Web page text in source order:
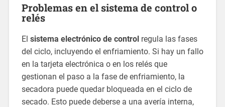
Problemas en el sistema de control o
relés
El sistema electrónico de controlregula las fases
del ciclo, incluyendo el enfriamiento. Si hay un fallo
en la tarjeta electrónica o en los relés que
gestionan el paso a la fase de enfriamiento, la
secadora puede quedar bloqueada en el ciclo de
secado. Esto puede deberse a una avería interna,